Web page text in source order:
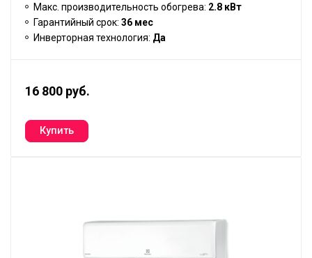
Макс. производительность обогрева: 2.8 кВт
Гарантийный срок: 36 мес
Инверторная технология: Да
16 800 руб.